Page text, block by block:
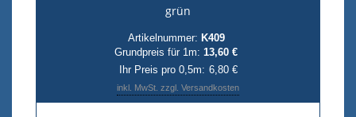
grün
Artikelnummer: K409
Grundpreis für 1m: 13,60 €
Ihr Preis pro 0,5m: 6,80 €
inkl. MwSt. zzgl. Versandkosten